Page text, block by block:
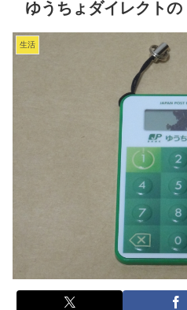
ゆうちょダイレクト
生活